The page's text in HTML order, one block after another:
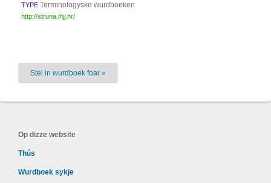
TYPE Terminologyske wurdboeken
http://struna.ihjj.hr/
Stel in wurdboek foar »
Op dizze website
Thús
Wurdboek sykje